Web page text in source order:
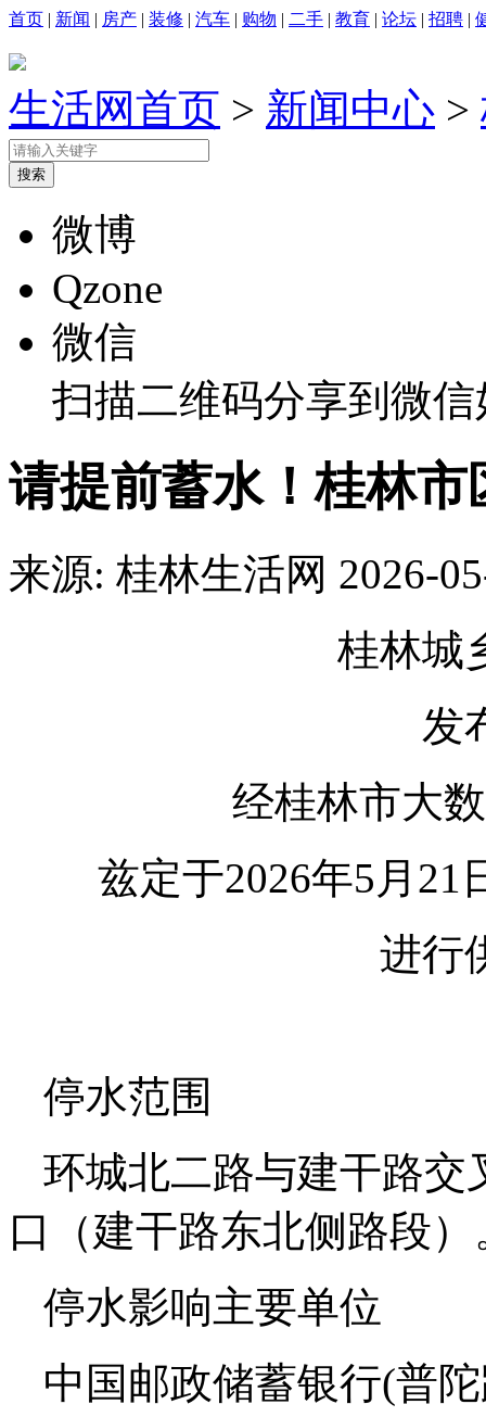
首页 | 新闻 | 房产 | 装修 | 汽车 | 购物 | 二手 | 教育 | 论坛 | 招聘 |
生活网首页 > 新闻中心 >
微博
Qzone
微信
扫描二维码分享到微
请提前蓄水！桂林
来源: 桂林生活网 2026-
桂林城
发
经桂林市大
兹定于2026年5月21
进行
停水范围
环城北二路与建干路交
口（建干路东北侧路段）
停水影响主要单位
中国邮政储蓄银行(普